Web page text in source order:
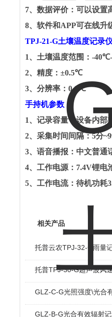
7、数据评价：可以设置
8、软件和APP可在线升
TPJ-21-G土壤温度记录
1、 土壤温度范围： -
2、 精度： ±0.5℃
3、 分辨率： 0.1℃
手持机参数：
1、 记录容量：设备内部
2、 采集时间间隔：5分
3、 语音播报：中文普通
4、 工作电源： 7.4V锂电
5、 工作电流：待机功耗
相关产品
托普云农TPJ-32-G雨量
托普TPJ-30-G超声波风
GLZ-C-G光照强度\光合
GLZ-B-G光合有效辐射